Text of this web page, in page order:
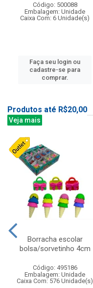
Código: 500088
Embalagem: Unidade
Caixa Com: 6 Unidade(s)
Faça seu login ou
cadastre-se para
comprar.
Produtos até R$20,00
Veja mais
Borracha escolar
bolsa/sorvetinho 4cm
Código: 495186
Embalagem: Unidade
Caixa Com: 576 Unidade(s)